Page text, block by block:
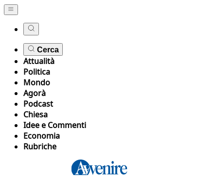
Cerca
Attualità
Politica
Mondo
Agorà
Podcast
Chiesa
Idee e Commenti
Economia
Rubriche